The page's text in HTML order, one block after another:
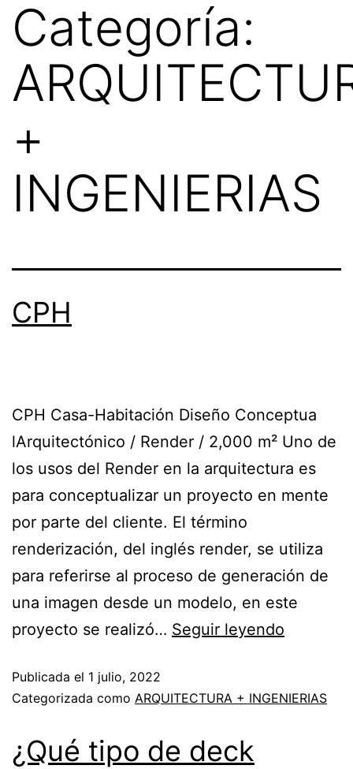
Categoría:
+
INGENIERIAS
CPH
CPH Casa-Habitación Diseño Conceptua
lArquitectónico / Render / 2,000 m² Uno de
los usos del Render en la arquitectura es
para conceptualizar un proyecto en mente
por parte del cliente. El término
renderización, del inglés render, se utiliza
para referirse al proceso de generación de
una imagen desde un modelo, en este
proyecto se realizó… Seguir leyendo
Publicada el 1 julio, 2022
Categorizada como ARQUITECTURA + INGENIERIAS
¿Qué tipo de deck